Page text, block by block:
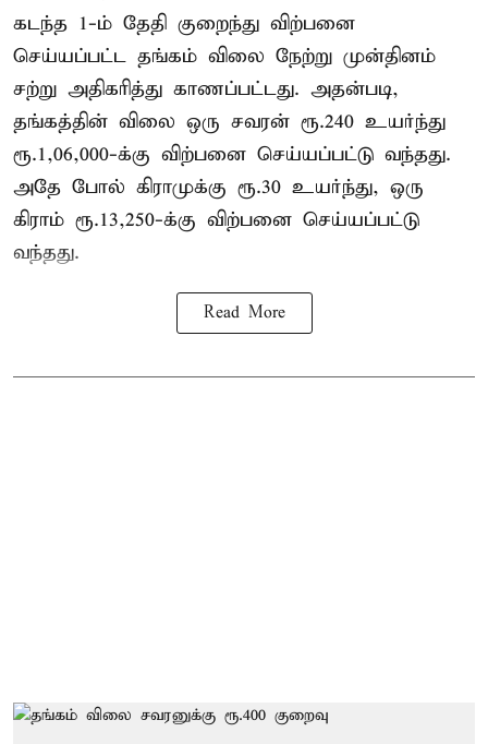
கடந்த 1-ம் தேதி குறைந்து விற்பனை
செய்யப்பட்ட தங்கம் விலை நேற்று முன்தினம்
சற்று அதிகரித்து காணப்பட்டது. அதன்படி,
தங்கத்தின் விலை ஒரு சவரன் ரூ.240 உயர்ந்து
ரூ.1,06,000-க்கு விற்பனை செய்யப்பட்டு வந்தது.
அதே போல் கிராமுக்கு ரூ.30 உயர்ந்து, ஒரு
கிராம் ரூ.13,250-க்கு விற்பனை செய்யப்பட்டு
வந்தது.
Read More